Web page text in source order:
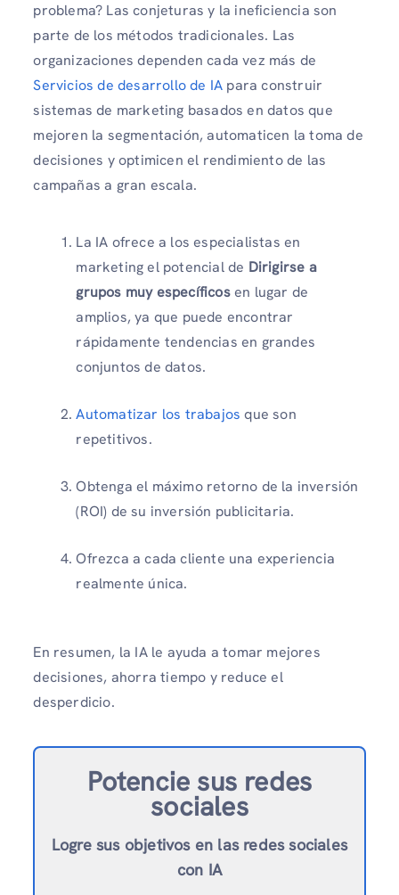
problema? Las conjeturas y la ineficiencia son
parte de los métodos tradicionales. Las
organizaciones dependen cada vez más de
Servicios de desarrollo de IA para construir
sistemas de marketing basados ​​en datos que
mejoren la segmentación, automaticen la toma de
decisiones y optimicen el rendimiento de las
campañas a gran escala.
La IA ofrece a los especialistas en
marketing el potencial de Dirigirse a
grupos muy específicosen lugar de
amplios, ya que puede encontrar
rápidamente tendencias en grandes
conjuntos de datos.
Automatizar los trabajos que son
repetitivos.
Obtenga el máximo retorno de la inversión
(ROI) de su inversión publicitaria.
Ofrezca a cada cliente una experiencia
realmente única.
En resumen, la IA le ayuda a tomar mejores
decisiones, ahorra tiempo y reduce el
desperdicio.
Potencie sus redes
sociales
Logre sus objetivos en las redes sociales
con IA